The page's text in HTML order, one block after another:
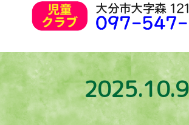
2025.10.9